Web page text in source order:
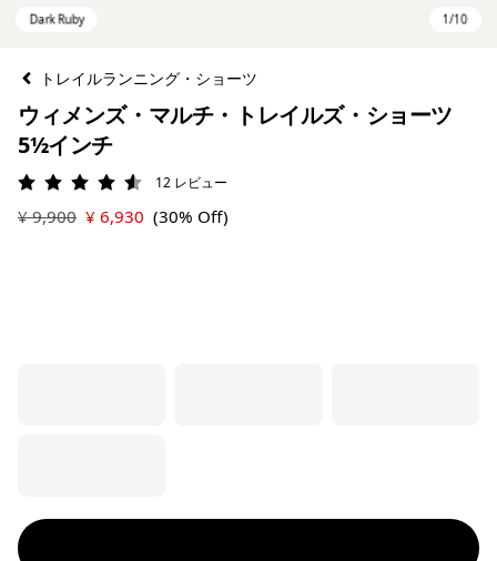
トレイルランニング・ショーツ
ウィメンズ・マルチ・トレイルズ・ショーツ
5½インチ
評価: 4.6 / 5
12 レビュー
¥ 9,900 ¥ 6,930 (30% Off)